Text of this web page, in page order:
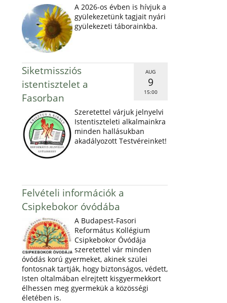
A 2026-os évben is hívjuk a
gyülekezetünk tagjait nyári
gyülekezeti táborainkba.
AUG
9
15:00
Siketmissziós
istentisztelet a
Fasorban
Szeretettel várjuk jelnyelvi
Istentiszteleti alkalmainkra
minden hallásukban
akadályozott Testvéreinket!
Felvételi információk a
Csipkebokor óvódába
A Budapest-Fasori
Református Kollégium
Csipkebokor Óvódája
szeretettel vár minden
óvódás korú gyermeket, akinek szülei
fontosnak tartják, hogy biztonságos, védett,
Isten oltalmában elrejtett kisgyermekkort
élhessen meg gyermekük a közösségi
életében is.